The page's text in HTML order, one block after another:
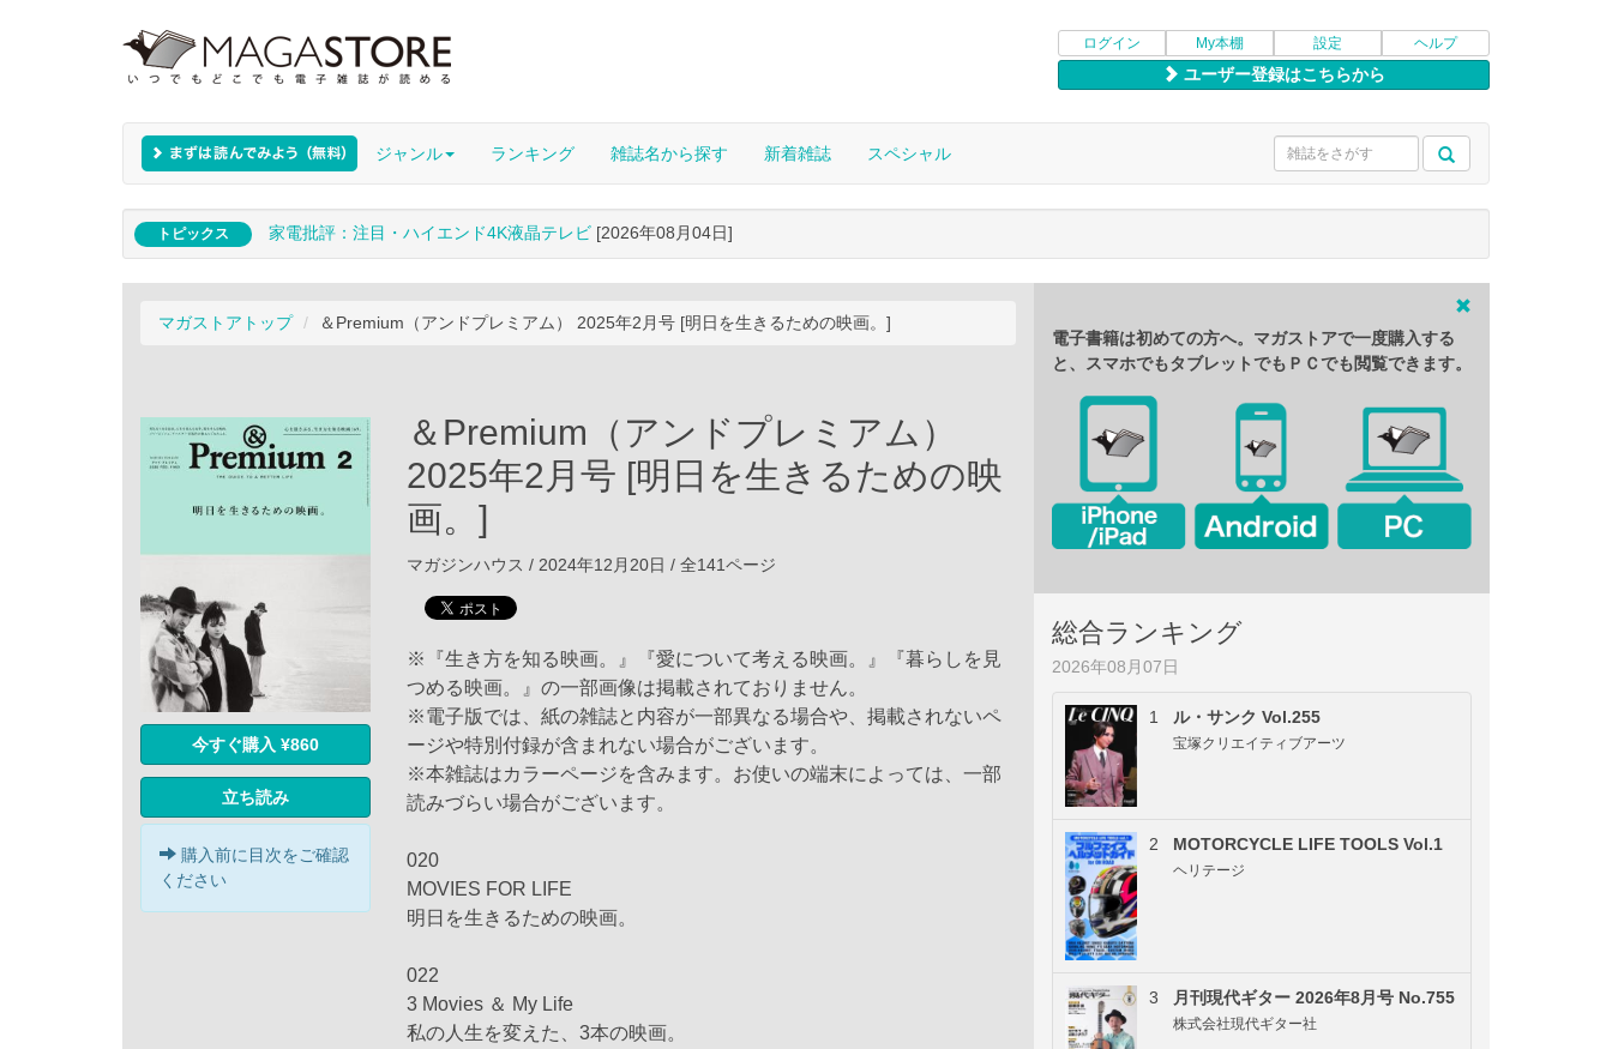
ログイン My本棚 設定 ヘルプ
ユーザー登録はこちらから
ジャンル ランキング 雑誌名から探す 新着雑誌 スペシャル
トピックス 家電批評：注目・ハイエンド4K液晶テレビ [2026年08月04日]
マガストアトップ ＆Premium（アンドプレミアム） 2025年2月号 [明日を生きるための映画。]
今すぐ購入 ¥860
立ち読み
購入前に目次をご確認
ください
＆Premium（アンドプレミアム）
2025年2月号 [明日を生きるための映
画。]
マガジンハウス / 2024年12月20日 / 全141ページ
※『生き方を知る映画。』『愛について考える映画。』『暮らしを見
つめる映画。』の一部画像は掲載されておりません。
※電子版では、紙の雑誌と内容が一部異なる場合や、掲載されないペ
ージや特別付録が含まれない場合がございます。
※本雑誌はカラーページを含みます。お使いの端末によっては、一部
読みづらい場合がございます。
020
MOVIES FOR LIFE
明日を生きるための映画。
022
3 Movies ＆ My Life
私の人生を変えた、3本の映画。
電子書籍は初めての方へ。マガストアで一度購入する
と、スマホでもタブレットでもＰＣでも閲覧できます。
総合ランキング
2026年08月07日
1 ル・サンク Vol.255
宝塚クリエイティブアーツ
2 MOTORCYCLE LIFE TOOLS Vol.1
ヘリテージ
3 月刊現代ギター 2026年8月号 No.755
株式会社現代ギター社